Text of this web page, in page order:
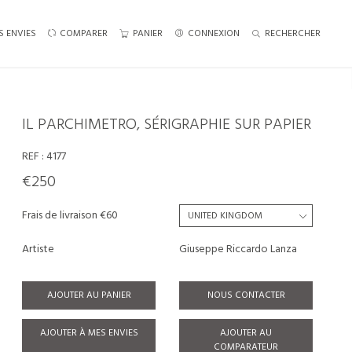
ENVIES COMPARER PANIER CONNEXION RECHERCHER
IL PARCHIMETRO, SÉRIGRAPHIE SUR PAPIER
REF :4177
€250
Frais de livraison €60
Artiste
Giuseppe Riccardo Lanza
AJOUTER AU PANIER NOUS CONTACTER
AJOUTER À MES ENVIES
AJOUTER AU
COMPARATEUR